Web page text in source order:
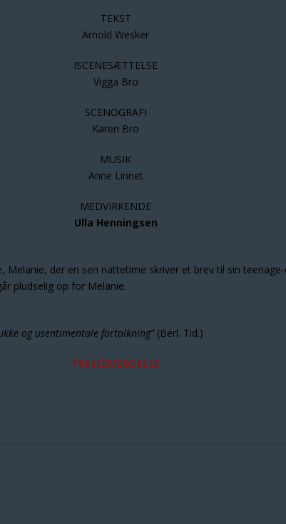
TEKST
Arnold Wesker
ISCENESÆTTELSE
Vigga Bro
SCENOGRAFI
Karen Bro
MUSIK
Anne Linnet
MEDVIRKENDE
Ulla Henningsen
der en sen nattetime skriver et brev til sin
pludselig op for Melanie.
og usentimentale fortolkning”(Berl. Tid.)
PRESSEMEDDELSE